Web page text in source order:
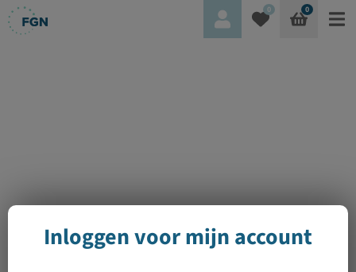
0 0
Inloggen voor mijn account